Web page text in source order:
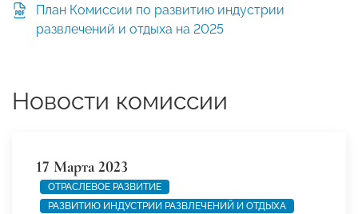
План Комиссии по развитию индустрии
развлечений и отдыха на 2025
Новости комиссии
17 Марта 2023
ОТРАСЛЕВОЕ РАЗВИТИЕ
РАЗВИТИЮ ИНДУСТРИИ РАЗВЛЕЧЕНИЙ И ОТДЫХА